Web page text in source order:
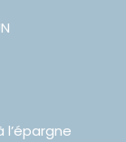
l’épargne